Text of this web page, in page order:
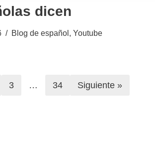
dicen
Blog de español Youtube
3 … 34 Siguiente »